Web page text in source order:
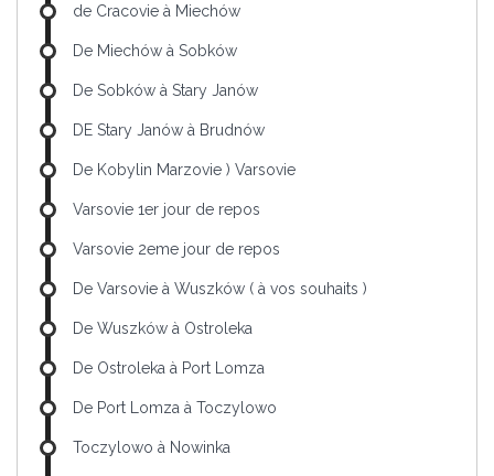
de Cracovie à Miechów
De Miechów à Sobków
De Sobków à Stary Janów
DE Stary Janów à Brudnów
De Kobylin Marzovie ) Varsovie
Varsovie 1er jour de repos
Varsovie 2eme jour de repos
De Varsovie à Wuszków ( à vos souhaits )
De Wuszków à Ostroleka
De Ostroleka à Port Lomza
De Port Lomza à Toczylowo
Toczylowo à Nowinka